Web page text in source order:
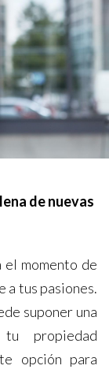
de nuevas
momento de
tus pasiones.
suponer una
propiedad
opción para